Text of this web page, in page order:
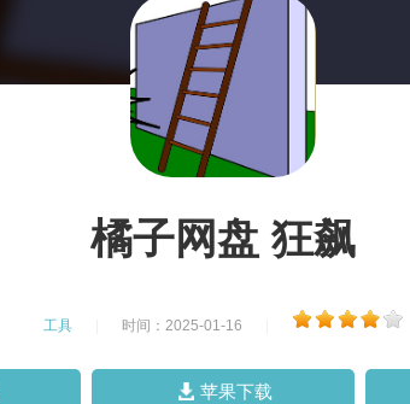
橘子网盘 狂飙
工具 时间：2025-01-16
苹果下载